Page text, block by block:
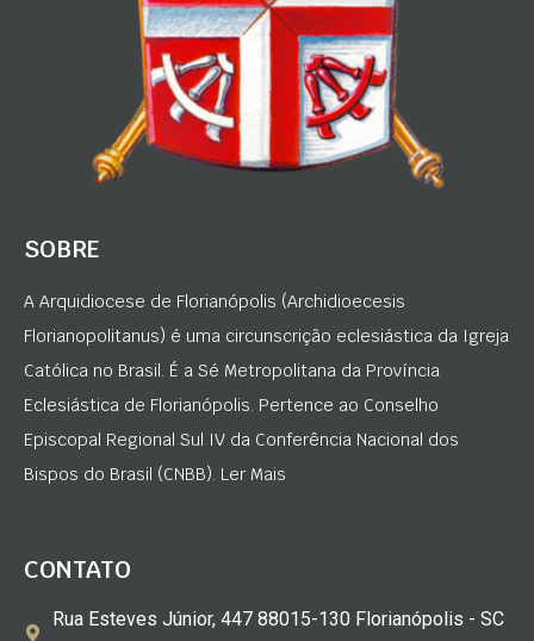
SOBRE
A Arquidiocese de Florianópolis (Archidioecesis
Florianopolitanus) é uma circunscrição eclesiástica da Igreja
Católica no Brasil. É a Sé Metropolitana da Província
Eclesiástica de Florianópolis. Pertence ao Conselho
Episcopal Regional Sul IV da Conferência Nacional dos
Bispos do Brasil (CNBB). Ler Mais
CONTATO
Rua Esteves Júnior, 447 88015-130 Florianópolis - SC